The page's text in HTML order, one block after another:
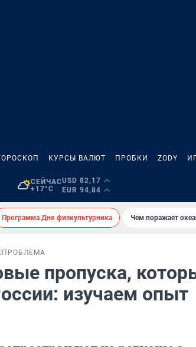
КУРСЫ ВАЛЮТ ПРОБКИ ZODY
СЕЙЧАС
+17°C
USD 82,17
EUR 94,84
Программа Дня физкультурника Чем поражает
ПРОБЛЕМА
пропуска,
изучаем опыт